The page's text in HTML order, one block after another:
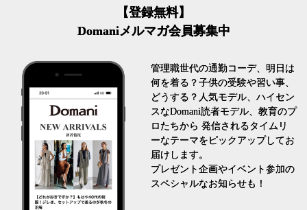
【登録無料】
Domaniメルマガ会員募集中
管理職世代の通勤コーデ、明日は
何を着る？子供の受験や習い事、
どうする？人気モデル、ハイセン
スなDomani読者モデル、教育のプ
ロたちから 発信されるタイムリ
ーなテーマをピックアップしてお
届けします。
プレゼント企画やイベント参加の
スペシャルなお知らせも！